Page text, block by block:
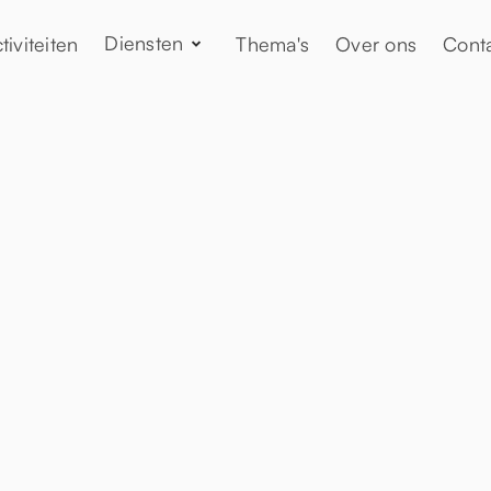
Diensten Thema's Over ons